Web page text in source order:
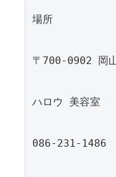
場所
〒700-0902 岡
ハロウ 美容室
086-231-1486